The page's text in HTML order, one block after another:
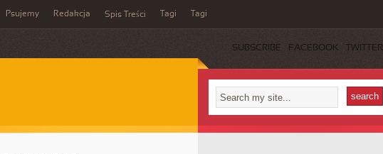
Psujemy Redakcja Spis Treści Tagi Tagi
SUBSCRIBE FACEBOOK TWITTER